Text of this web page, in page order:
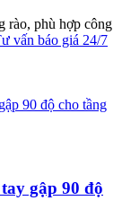
rào, phù hợp công
gập 90 độ